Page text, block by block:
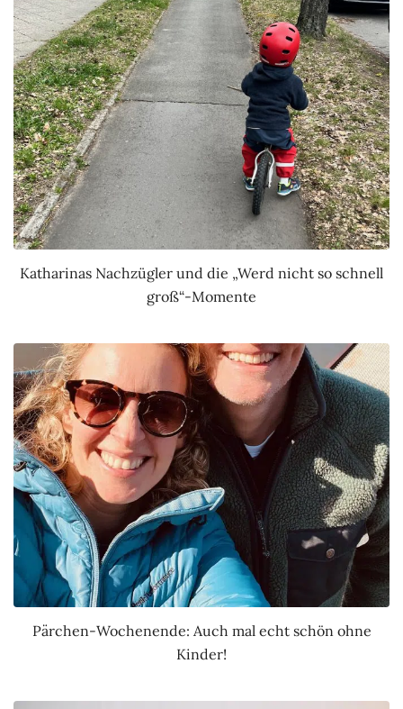
Katharinas Nachzügler und die „Werd nicht so schnell
groß“-Momente
Pärchen-Wochenende: Auch mal echt schön ohne
Kinder!